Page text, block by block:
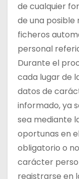
de cualquier
de una posible
ficheros
personal
Durante el
cada lugar de
datos de
informado, ya
sea mediante
oportunas en
obligatorio o
carácter
registrarse en